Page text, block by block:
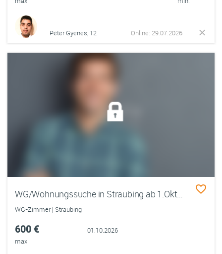
Péter Gyenes, 12 Online: 29.07.2026
WG/Wohnungssuche in Straubing ab 1.Oktober
WG-Zimmer | Straubing
600 €
max.
01.10.2026